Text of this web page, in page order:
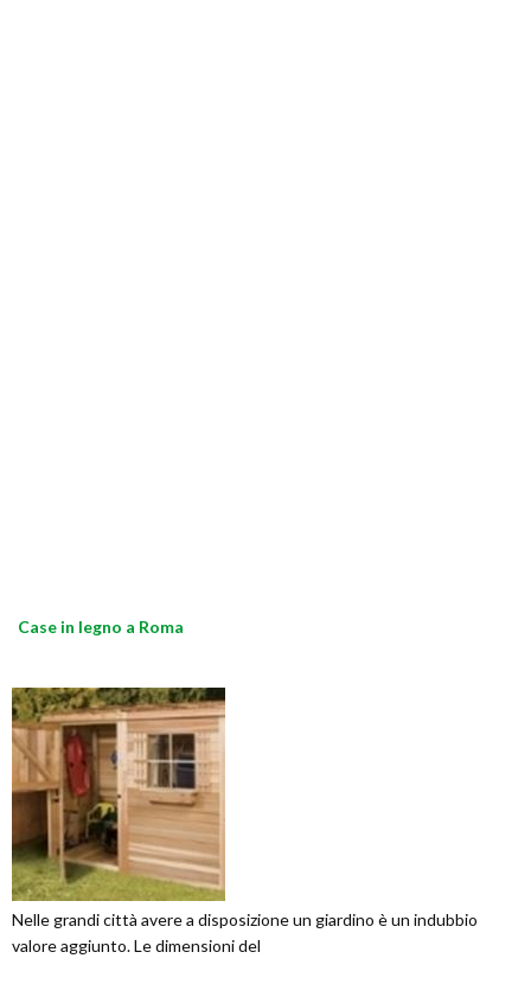
Case in legno a Roma
Nelle grandi città avere a disposizione un giardino è un indubbio
valore aggiunto. Le dimensioni del